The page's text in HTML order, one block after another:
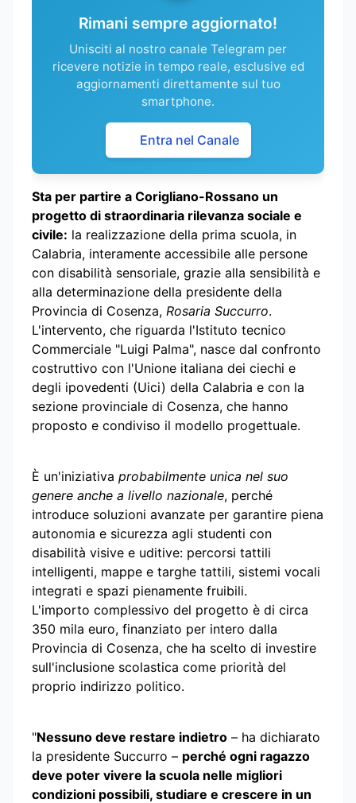
Rimani sempre aggiornato!
Unisciti al nostro canale Telegram per
ricevere notizie in tempo reale, esclusive ed
aggiornamenti direttamente sul tuo
smartphone.
Entra nel Canale
Sta per partire a Corigliano-Rossano un
progetto di straordinaria rilevanza sociale e
civile: la realizzazione della prima scuola, in
Calabria, interamente accessibile alle persone
con disabilità sensoriale, grazie alla sensibilità e
alla determinazione della presidente della
Provincia di Cosenza, Rosaria Succurro.
L'intervento, che riguarda l'Istituto tecnico
Commerciale "Luigi Palma", nasce dal confronto
costruttivo con l'Unione italiana dei ciechi e
degli ipovedenti (Uici) della Calabria e con la
sezione provinciale di Cosenza, che hanno
proposto e condiviso il modello progettuale.
È un'iniziativa probabilmente unica nel suo
genere anche a livello nazionale, perché
introduce soluzioni avanzate per garantire piena
autonomia e sicurezza agli studenti con
disabilità visive e uditive: percorsi tattili
intelligenti, mappe e targhe tattili, sistemi vocali
integrati e spazi pienamente fruibili.
L'importo complessivo del progetto è di circa
350 mila euro, finanziato per intero dalla
Provincia di Cosenza, che ha scelto di investire
sull'inclusione scolastica come priorità del
proprio indirizzo politico.
"Nessuno deve restare indietro – ha dichiarato
la presidente Succurro – perché ogni ragazzo
deve poter vivere la scuola nelle migliori
condizioni possibili, studiare e crescere in un